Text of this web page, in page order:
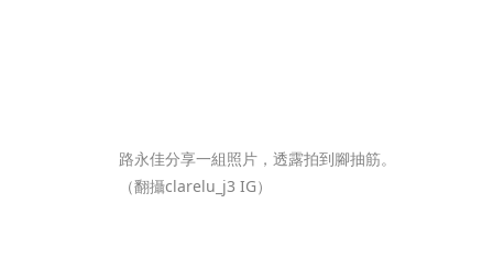
路永佳分享一組照片，透露拍到腳抽筋。
（翻攝clarelu_j3 IG）